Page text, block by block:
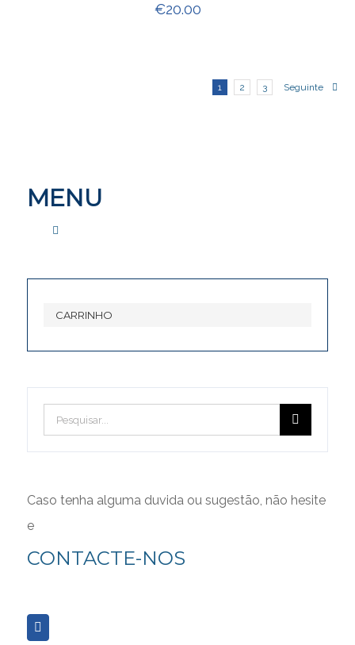
€20.00
1 2 3 Seguinte
MENU
CARRINHO
Pesquisar
Caso tenha alguma duvida ou sugestão, não hesite
e
CONTACTE-NOS
Consulte aqui as Políticas Gerais de Privacidade e
Utilização de Cookies